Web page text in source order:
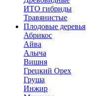
ИТО гибриды
Травянистые
Плодовые деревья
Абрикос
Айва
Алыча
Вишня
Грецкий Орех
Груша
Инжир